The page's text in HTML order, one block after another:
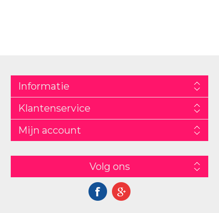
Informatie
Klantenservice
Mijn account
Volg ons